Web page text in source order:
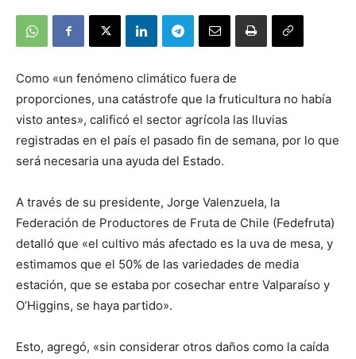
Como «un fenómeno climático fuera de
proporciones, una catástrofe que la fruticultura no había
visto antes», calificó el sector agrícola las lluvias
registradas en el país el pasado fin de semana, por lo que
será necesaria una ayuda del Estado.
A través de su presidente, Jorge Valenzuela, la
Federación de Productores de Fruta de Chile (Fedefruta)
detalló que «el cultivo más afectado es la uva de mesa, y
estimamos que el 50% de las variedades de media
estación, que se estaba por cosechar entre Valparaíso y
O’Higgins, se haya partido».
Esto, agregó, «sin considerar otros daños como la caída